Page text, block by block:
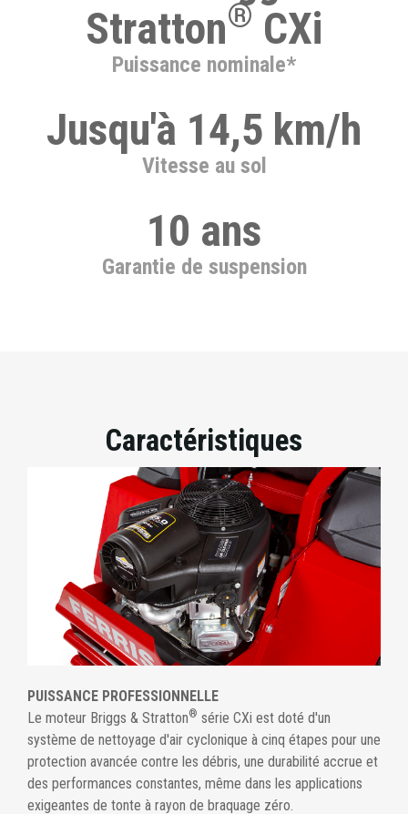
Puissance nominale*
Stratton® CXi
Vitesse au sol
Jusqu'à 14,5 km/h
Garantie de suspension
10 ans
Caractéristiques
PUISSANCE PROFESSIONNELLE
Le moteur Briggs & Stratton® série CXi est doté d'un
système de nettoyage d'air cyclonique à cinq étapes pour une
protection avancée contre les débris, une durabilité accrue et
des performances constantes, même dans les applications
exigeantes de tonte à rayon de braquage zéro.